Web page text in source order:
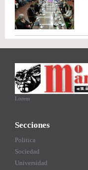
Lorem
Secciones
Politica
Sociedad
Universidad